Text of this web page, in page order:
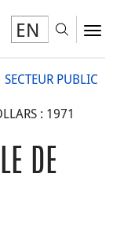
EN
SECTEUR PUBLIC
: 1971
DE